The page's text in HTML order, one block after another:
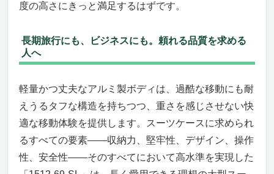
度の高さにきっと満足するはずです。
長期旅行にも、ビジネスにも。頼れる品質を求める
人へ
軽量かつ丈夫なアルミ製ボディは、過酷な移動にも耐
えうるタフな構造を持ちつつ、重さを感じさせない快
適な移動体験を提供します。スーツケースに求められ
るすべての要素——収納力、堅牢性、デザイン、操作
性、安全性——そのすべてにおいて高水準を実現した